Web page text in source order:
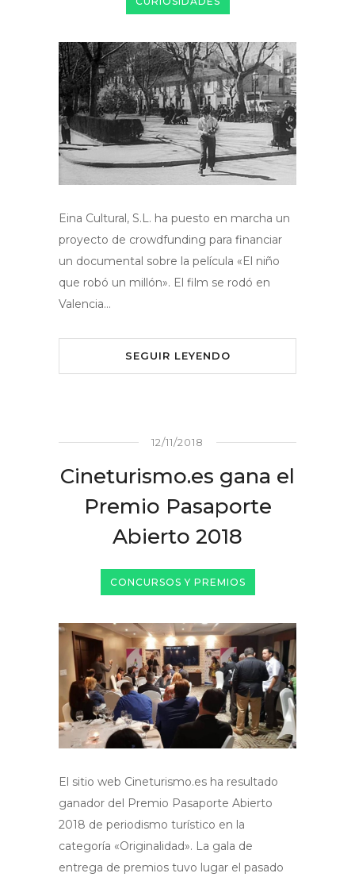
Eina Cultural, S.L. ha puesto en marcha un
proyecto de crowdfunding para financiar
un documental sobre la película «El niño
que robó un millón». El film se rodó en
Valencia…
SEGUIR LEYENDO
12/11/2018
Cineturismo.es gana el
Premio Pasaporte
Abierto 2018
CONCURSOS Y PREMIOS
El sitio web Cineturismo.es ha resultado
ganador del Premio Pasaporte Abierto
2018 de periodismo turístico en la
categoría «Originalidad». La gala de
entrega de premios tuvo lugar el pasado